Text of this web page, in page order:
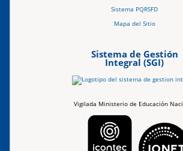
Sistema PQRSFD
Mapa del Sitio
Sistema de Gestión
Integral (SGI)
Vigilada Ministerio de Educación